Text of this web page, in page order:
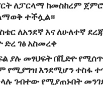
ለፓርላማ ከመስከረም
ተችሏል።
ለአንደኛ እና ለሁለተኛ
ድረ ገፅ አስመረቀ
ያሉ መፃህፍት በቪድዮ
የሚያግዝ እንደሚሆን ተስፋ
ገብተው የሚያጠኑበት